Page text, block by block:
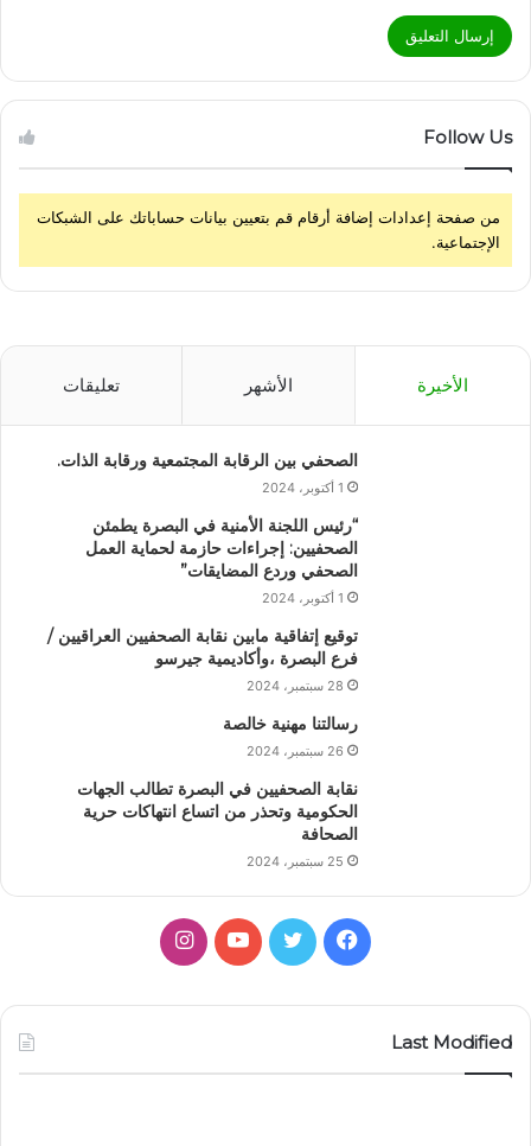
Follow Us
من صفحة إعدادات إضافة أرقام قم بتعيين بيانات حساباتك على الشبكات
الإجتماعية.
الأخيرة الأشهر تعليقات
الصحفي بين الرقابة المجتمعية ورقابة الذات.
1 أكتوبر، 2024
“رئيس اللجنة الأمنية في البصرة يطمئن
الصحفيين: إجراءات حازمة لحماية العمل
الصحفي وردع المضايقات”
1 أكتوبر، 2024
توقيع إتفاقية مابين نقابة الصحفيين العراقيين /
فرع البصرة ،وأكاديمية جيرسو
28 سبتمبر، 2024
رسالتنا مهنية خالصة
26 سبتمبر، 2024
نقابة الصحفيين في البصرة تطالب الجهات
الحكومية وتحذر من اتساع انتهاكات حرية
الصحافة
25 سبتمبر، 2024
فيسبوكتويتر يوتيوبانستقرام
Last Modified